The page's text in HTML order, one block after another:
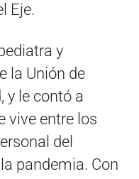
Eje.
y
la Unión de
y le contó a
vive entre los
del
pandemia. Con